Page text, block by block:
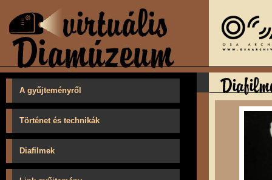
A gyűjteményről
Történet és technikák
Diafilmek